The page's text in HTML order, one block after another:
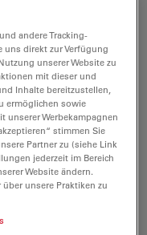
andere Tracking-
uns direkt zur Verfügung
unserer Website zu
mit dieser und
Inhalte bereitzustellen,
ermöglichen sowie
unserer Werbekampagnen
stimmen Sie
Partner zu (siehe Link
jederzeit im Bereich
Website ändern.
unsere Praktiken zu